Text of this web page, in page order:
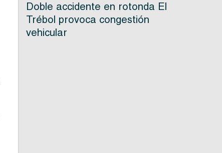
Doble accidente en rotonda El
Trébol provoca congestión
vehicular